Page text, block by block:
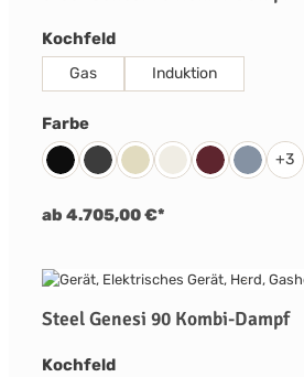
Kochfeldauswählen
Gas Induktion
Farbeauswählen
SchwarzAnthrazit
CremeNuvolaBordeaux Rot
Celeste
+3
ab 4.705,00 €*
Steel Genesi 90 Kombi-Dampf
Kochfeldauswählen